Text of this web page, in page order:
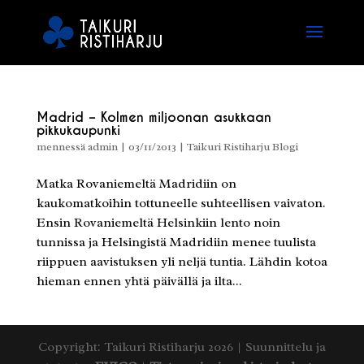
Madrid – Kolmen miljoonan asukkaan
pikkukaupunki
mennessäadmin| 03/11/2013 | Taikuri Ristiharju Blogi
Matka Rovaniemeltä Madridiin on
kaukomatkoihin tottuneelle suhteellisen vaivaton.
Ensin Rovaniemeltä Helsinkiin lento noin
tunnissa ja Helsingistä Madridiin menee tuulista
riippuen aavistuksen yli neljä tuntia. Lähdin kotoa
hieman ennen yhtä päivällä ja ilta...
Copyright: Taikuri Ristiharju 2026 | Suunnittelu ja